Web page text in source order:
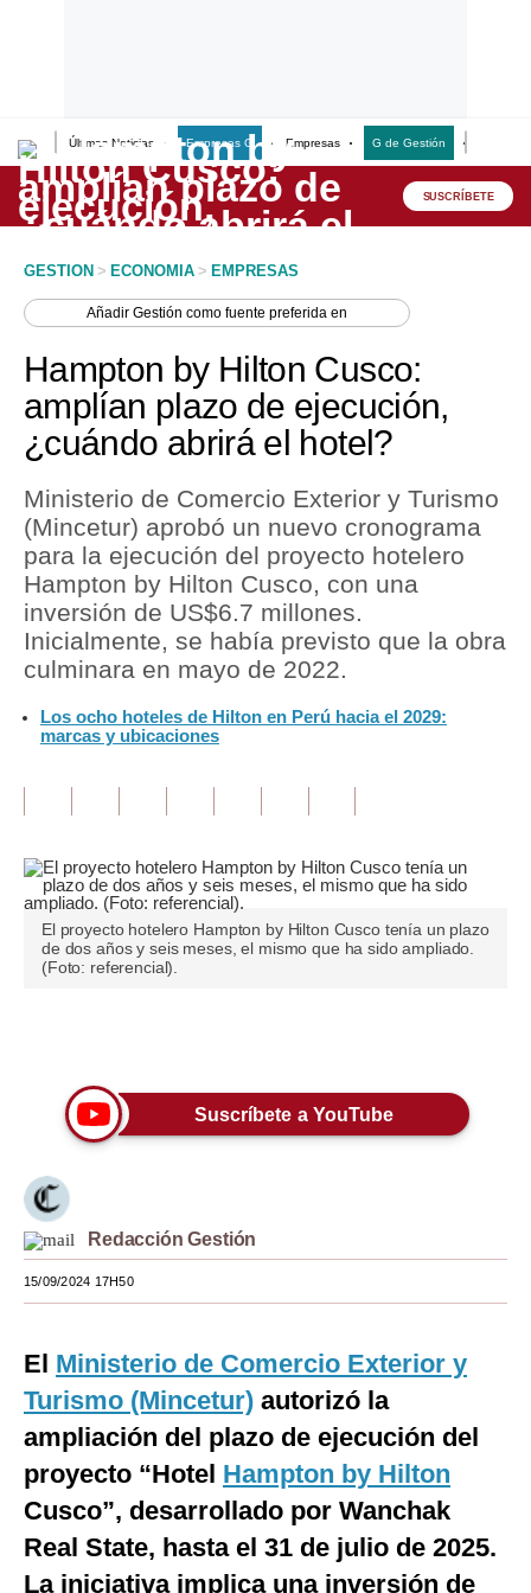
Últimas Noticias Empresas G Empresas G de Gestión
Lo último
Peru Quiosco
Economía
Mercados
Política
Tu Dinero
Finanzas Personales
Inmobiliarias
Plus G
Editorial
Pregunta de hoy
Blogs
Tendencias
Moda
Estilos
Mundo
EEUU
México
Internacional
Tecnología
Club del Suscriptor
Mix
G de Gestión
SUSCRÍBETE
GESTION > ECONOMIA > EMPRESAS
AñadirGestión como fuente preferida en
Hampton by Hilton Cusco:
amplían plazo de ejecución,
¿cuándo abrirá el hotel?
Ministerio de Comercio Exterior y Turismo
(Mincetur) aprobó un nuevo cronograma
para la ejecución del proyecto hotelero
Hampton by Hilton Cusco, con una
inversión de US$6.7 millones.
Inicialmente, se había previsto que la obra
culminara en mayo de 2022.
Los ocho hoteles de Hilton en Perú hacia el 2029:
marcas y ubicaciones
El proyecto hotelero Hampton by Hilton Cusco tenía un plazo
de dos años y seis meses, el mismo que ha sido ampliado.
(Foto: referencial).
Suscríbete a YouTube
Redacción Gestión
15/09/2024 17H50
El Ministerio de Comercio Exterior y
Turismo (Mincetur) autorizó la
ampliación del plazo de ejecución del
proyecto “Hotel Hampton by Hilton
Cusco”, desarrollado por Wanchak
Real State, hasta el 31 de julio de 2025.
La iniciativa implica una inversión de